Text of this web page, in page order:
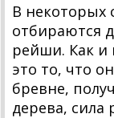
В некоторых
отбираются
рейши. Как
это то, что
бревне,
дерева,